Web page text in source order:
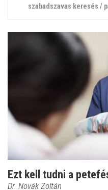
Ezt kell tudni a
Dr. Novák Zoltán